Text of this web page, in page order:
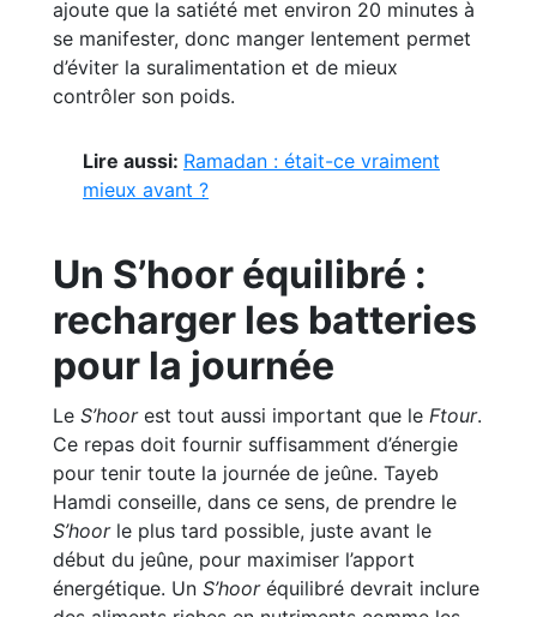
ajoute que la satiété met environ 20 minutes à
se manifester, donc manger lentement permet
d’éviter la suralimentation et de mieux
contrôler son poids.
Lire aussi: Ramadan : était-ce vraiment
mieux avant ?
Un S’hoor équilibré :
recharger les batteries
pour la journée
Le S’hoorest tout aussi important que le Ftour.
Ce repas doit fournir suffisamment d’énergie
pour tenir toute la journée de jeûne. Tayeb
Hamdi conseille, dans ce sens, de prendre le
S’hoorle plus tard possible, juste avant le
début du jeûne, pour maximiser l’apport
énergétique. Un S’hooréquilibré devrait inclure